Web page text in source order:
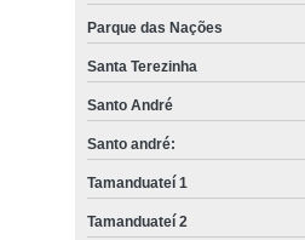
Parque das Nações
Santa Terezinha
Santo André
Santo andré:
Tamanduateí 1
Tamanduateí 2